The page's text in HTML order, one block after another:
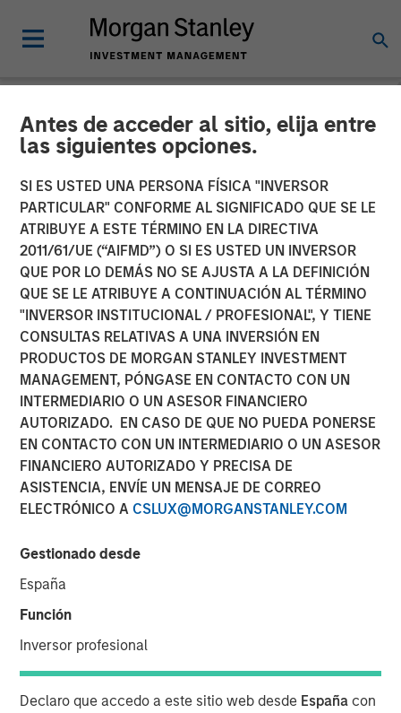
Antes de acceder al sitio, elija entre
las siguientes opciones.
SI ES USTED UNA PERSONA FÍSICA "INVERSOR
PARTICULAR" CONFORME AL SIGNIFICADO QUE SE LE
ATRIBUYE A ESTE TÉRMINO EN LA DIRECTIVA
2011/61/UE (“AIFMD”) O SI ES USTED UN INVERSOR
QUE POR LO DEMÁS NO SE AJUSTA A LA DEFINICIÓN
QUE SE LE ATRIBUYE A CONTINUACIÓN AL TÉRMINO
"INVERSOR INSTITUCIONAL / PROFESIONAL", Y TIENE
CONSULTAS RELATIVAS A UNA INVERSIÓN EN
PRODUCTOS DE MORGAN STANLEY INVESTMENT
MANAGEMENT, PÓNGASE EN CONTACTO CON UN
INTERMEDIARIO O UN ASESOR FINANCIERO
AUTORIZADO. EN CASO DE QUE NO PUEDA PONERSE
EN CONTACTO CON UN INTERMEDIARIO O UN ASESOR
FINANCIERO AUTORIZADO Y PRECISA DE
ASISTENCIA, ENVÍE UN MENSAJE DE CORREO
ELECTRÓNICO A CSLUX@MORGANSTANLEY.COM
Gestionado desde
España
Función
Inversor profesional
Declaro que accedo a este sitio web desde España con
NEWSROOM
Co-Head of Mortgage and
Securitized Investments:
Andrew Szczurowski on
InvestmentNews
11 DICIEMBRE 2025
Andrew Szczurowski, co-head of mortgage and
securitized investments at Morgan Stanley Investment
Management, sits down with InvestmentNews anchor
Gregg Greenberg to share his fixed income investment
outlook. Andrew discusses the recent Eaton Vance
for investing in the “plus” sectors for fixed income and
more.
Ver video